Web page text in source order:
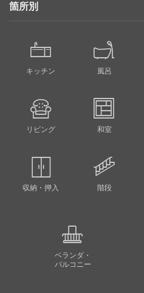
箇所別
キッチン 風呂
リビング 和室
収納・押入 階段
ベランダ・
バルコニー